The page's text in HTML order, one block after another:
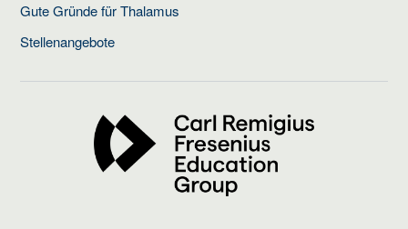
Gute Gründe für Thalamus
Stellenangebote